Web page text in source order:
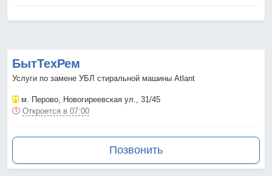
БытТехРем
Услуги по замене УБЛ стиральной машины Atlant
м. Перово, Новогиреевская ул., 31/45
Откроется в 07:00
Позвонить